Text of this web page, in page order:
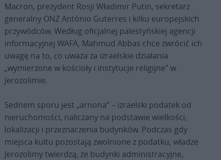
Macron, prezydent Rosji Władimir Putin, sekretarz
generalny ONZ António Guterres i kilku europejskich
przywódców. Według oficjalnej palestyńskiej agencji
informacyjnej WAFA, Mahmud Abbas chce zwrócić ich
uwagę na to, co uważa za izraelskie działania
„wymierzone w kościoły i instytucje religijne” w
Jerozolimie.
Sednem sporu jest „arnona” – izraelski podatek od
nieruchomości, naliczany na podstawie wielkości,
lokalizacji i przeznaczenia budynków. Podczas gdy
miejsca kultu pozostają zwolnione z podatku, władze
Jerozolimy twierdzą, że budynki administracyjne,